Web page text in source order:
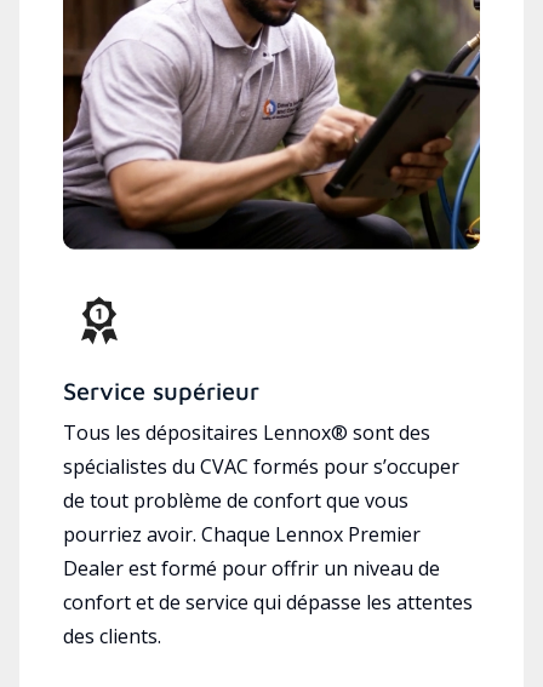
Service supérieur
Tous les dépositaires Lennox® sont des
spécialistes du CVAC formés pour s’occuper
de tout problème de confort que vous
pourriez avoir. Chaque Lennox Premier
Dealer est formé pour offrir un niveau de
confort et de service qui dépasse les attentes
des clients.